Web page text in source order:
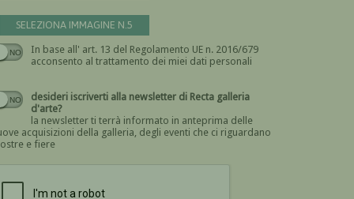
SELEZIONA IMMAGINE N.5
In base all' art. 13 del Regolamento UE n. 2016/679
acconsento al trattamento dei miei dati personali
Devi dare il consenso
desideri iscriverti alla newsletter di Recta galleria
d'arte?
la newsletter ti terrà informato in anteprima delle
acquisizioni della galleria, degli eventi che ci riguardano
e fiere